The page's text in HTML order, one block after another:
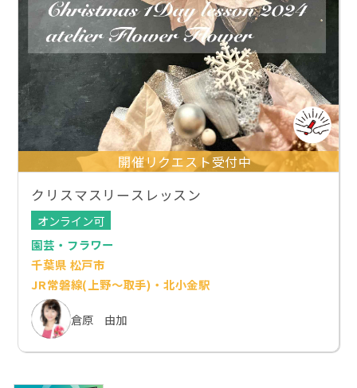
開催リクエスト受付中
クリスマスリースレッスン
オンライン可
園芸・フラワー
千葉県 松戸市
JR常磐線(上野～取手)・北小金駅
倉原 由加